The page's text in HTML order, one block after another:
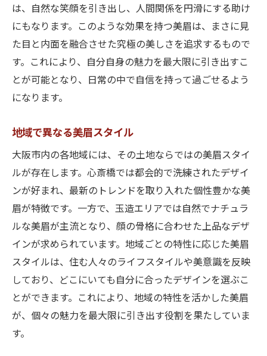
は、自然な笑顔を引き出し、人間関係を円滑にする助け
にもなります。このような効果を持つ美眉は、まさに見
た目と内面を融合させた究極の美しさを追求するもので
す。これにより、自分自身の魅力を最大限に引き出すこ
とが可能となり、日常の中で自信を持って過ごせるよう
になります。
地域で異なる美眉スタイル
大阪市内の各地域には、その土地ならではの美眉スタイ
ルが存在します。心斎橋では都会的で洗練されたデザイ
ンが好まれ、最新のトレンドを取り入れた個性豊かな美
眉が特徴です。一方で、玉造エリアでは自然でナチュラ
ルな美眉が主流となり、顔の骨格に合わせた上品なデザ
インが求められています。地域ごとの特性に応じた美眉
スタイルは、住む人々のライフスタイルや美意識を反映
しており、どこにいても自分に合ったデザインを選ぶこ
とができます。これにより、地域の特性を活かした美眉
が、個々の魅力を最大限に引き出す役割を果たしていま
す。